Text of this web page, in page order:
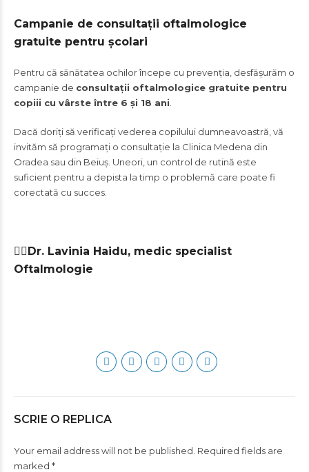
Campanie de consultații oftalmologice
gratuite pentru școlari
Pentru că sănătatea ochilor începe cu prevenția, desfășurăm o
campanie de consultații oftalmologice gratuite pentru
copiii cu vârste între 6 și 18 ani
Dacă doriți să verificați vederea copilului dumneavoastră, vă
invităm să programați o consultație la Clinica Medena din
Oradea sau din Beiuș. Uneori, un control de rutină este
suficient pentru a depista la timp o problemă care poate fi
corectată cu succes.
👩Dr. Lavinia Haidu, medic specialist
Oftalmologie
SCRIE O REPLICA
Your email address will not be published. Required fields are
marked *